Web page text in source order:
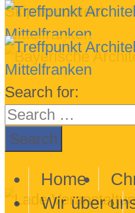
Skip to content
Search for:
Home
Wir über